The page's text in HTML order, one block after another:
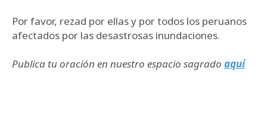
Por favor, rezad por ellas y por todos los peruanos
afectados por las desastrosas inundaciones.
Publica tu oración en nuestro espacio sagrado aquí